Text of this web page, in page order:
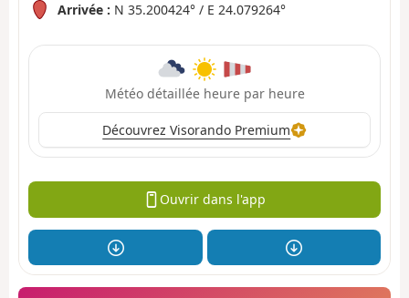
Arrivée : N 35.200424° / E 24.079264°
Météo détaillée heure par heure
Découvrez Visorando Premium
Ouvrir dans l'app